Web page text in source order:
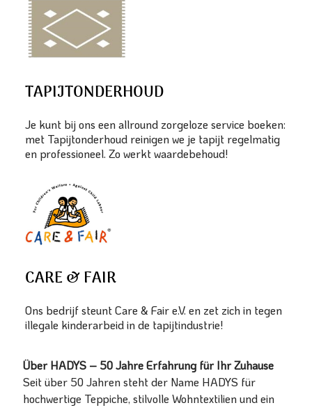
TAPIJTONDERHOUD
Je kunt bij ons een allround zorgeloze service boeken:
met Tapijtonderhoud reinigen we je tapijt regelmatig
en professioneel. Zo werkt waardebehoud!
CARE & FAIR
Ons bedrijf steunt Care & Fair e.V. en zet zich in tegen
illegale kinderarbeid in de tapijtindustrie!
Über HADYS – 50 Jahre Erfahrung für Ihr Zuhause
Seit über 50 Jahren steht der Name HADYS für
hochwertige Teppiche, stilvolle Wohntextilien und ein